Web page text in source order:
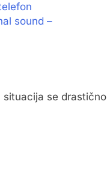
sound –
situacija se drastično